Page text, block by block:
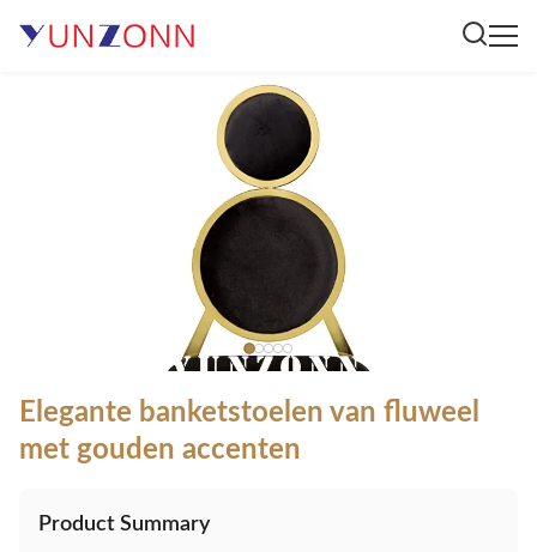
Elegante banketstoelen van fluweel
met gouden accenten
Product Summary